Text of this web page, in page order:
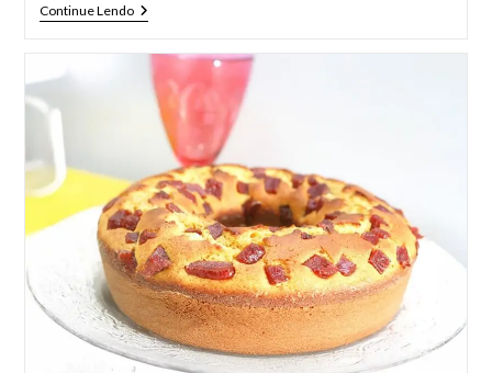
Continue LendoBiscoito
Amanteigado
Goiabada